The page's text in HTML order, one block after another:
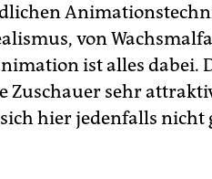
von
ist alles dabei.
Zuschauer sehr
hier jedenfalls nicht